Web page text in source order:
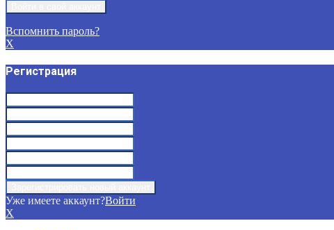
Вспомнить пароль?
X
Регистрация
Уже имеете аккаунт?Войти
X